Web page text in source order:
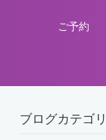
ご予約
ブログカテゴ